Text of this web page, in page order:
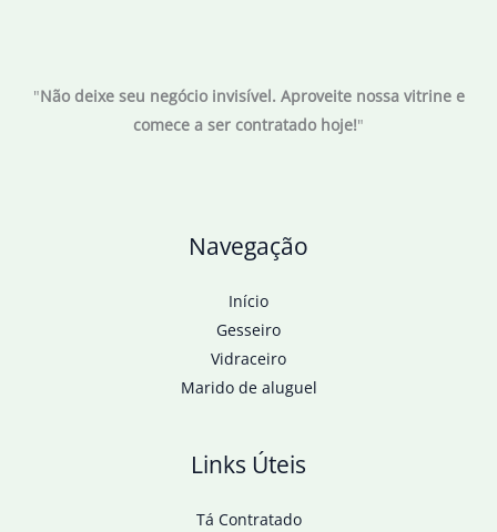
assassinato,
"Não deixe seu negócio invisível. Aproveite nossa vitrine e
comece a ser contratado hoje!"
Navegação
Início
Gesseiro
Vidraceiro
Marido de aluguel
Links Úteis
Tá Contratado